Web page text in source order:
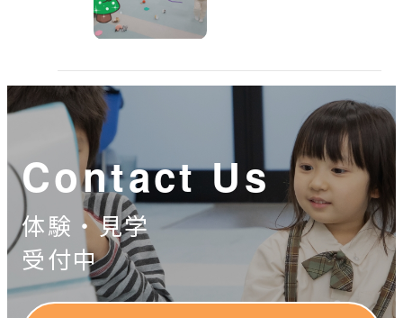
Contact Us
体験・見学
受付中